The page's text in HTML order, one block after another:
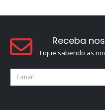
Receba
Fique sabendo as